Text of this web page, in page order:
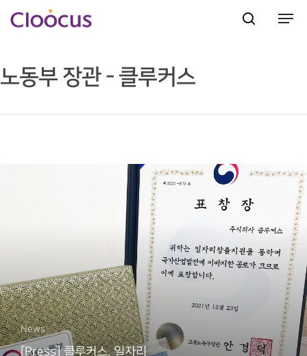
Hit enter to search or ESC to close
노동부 장관 - 클루커스
News
[Press] 클루커스, 일자리